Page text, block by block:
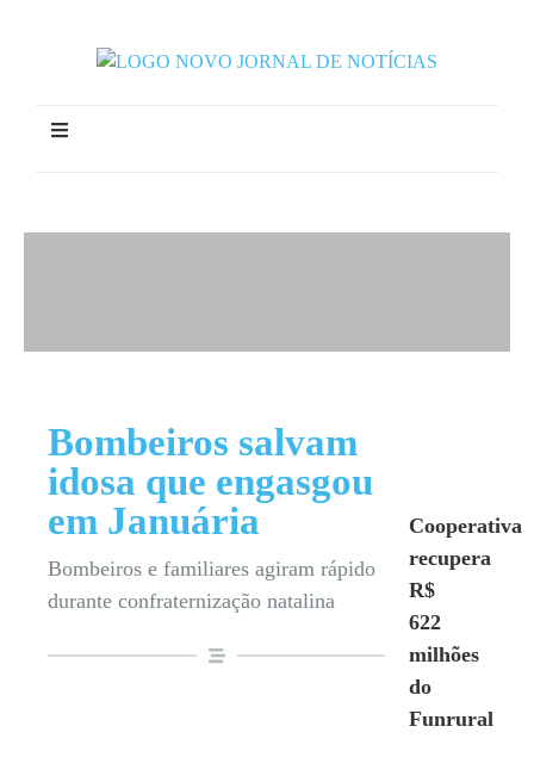
Bombeiros salvam
idosa que engasgou
em Januária
Bombeiros e familiares agiram rápido
durante confraternização natalina
Cooperativa
recupera
R$
622
milhões
do
Funrural